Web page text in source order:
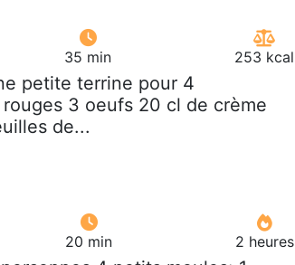
35 min 253 kcal
petite terrine pour 4
3 oeufs 20 cl de crème
de...
20 min 2 heures